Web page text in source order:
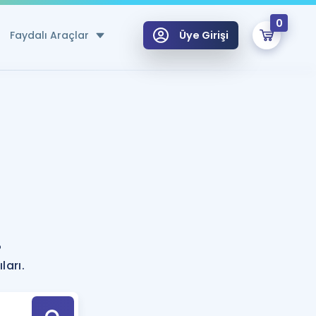
Faydalı Araçlar
Hesaplama Aracı
için Öneriler
Tek Takvimde
Üye Girişi
0
Hoca ile seni sınava hazırlayacak onlarca eğitim seni bekliyor!